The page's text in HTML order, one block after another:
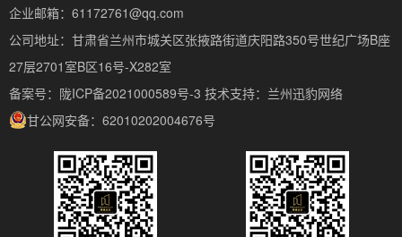
企业邮箱：61172761@qq.com
公司地址：甘肃省兰州市城关区张掖路街道庆阳路350号世纪广场B座
27层2701室B区16号-X282室
备案号：陇ICP备2021000589号-3 技术支持： 兰州迅豹网络
甘公网安备：62010202004676号